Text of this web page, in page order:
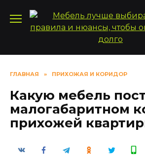
содержанию
ГЛАВНАЯ » ПРИХОЖАЯ И КОРИДОР
Какую мебель
малогабаритном
прихожей